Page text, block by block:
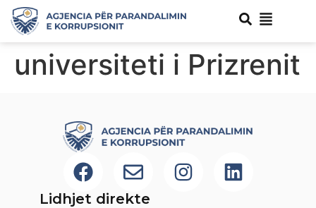
universiteti i Prizrenit
Lidhjet direkte